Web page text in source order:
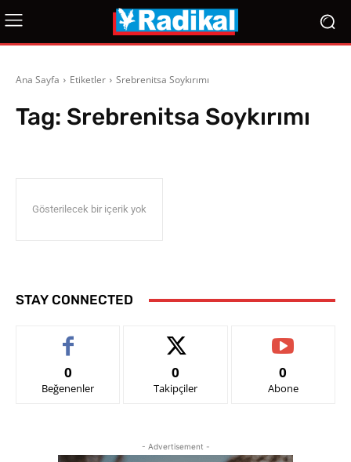
Ana Sayfa Etiketler Srebrenitsa Soykırımı
Tag: Srebrenitsa Soykırımı
Gösterilecek bir içerik yok
STAY CONNECTED
0
Beğenenler
0
Takipçiler
0
Abone
- Advertisement -